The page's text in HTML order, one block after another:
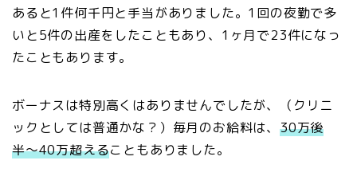
あると1件何千円と手当がありました。1回の夜勤で多
いと5件の出産をしたこともあり、1ヶ月で23件になっ
たこともあります。
ボーナスは特別高くはありませんでしたが、（クリニ
ックとしては普通かな？）毎月のお給料は、 30万後
半〜40万超えることもありました。